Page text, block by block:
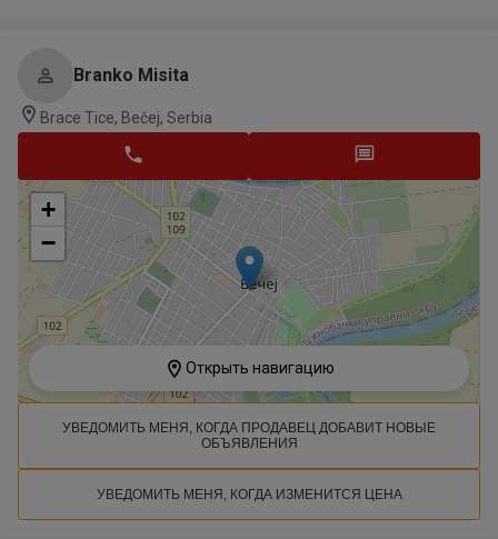
Branko Misita
Brace Tice, Bečej, Serbia
+
−
Открыть навигацию
УВЕДОМИТЬ МЕНЯ, КОГДА ПРОДАВЕЦ ДОБАВИТ НОВЫЕ
ОБЪЯВЛЕНИЯ
УВЕДОМИТЬ МЕНЯ, КОГДА ИЗМЕНИТСЯ ЦЕНА